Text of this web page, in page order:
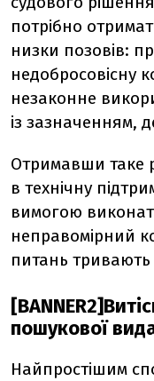
потрібно
низки позовів:
недобросовісну
незаконне
із зазначенням,
Отримавши таке
в технічну
вимогою
неправомірний
питань тривають
пошукової
Найпростішим